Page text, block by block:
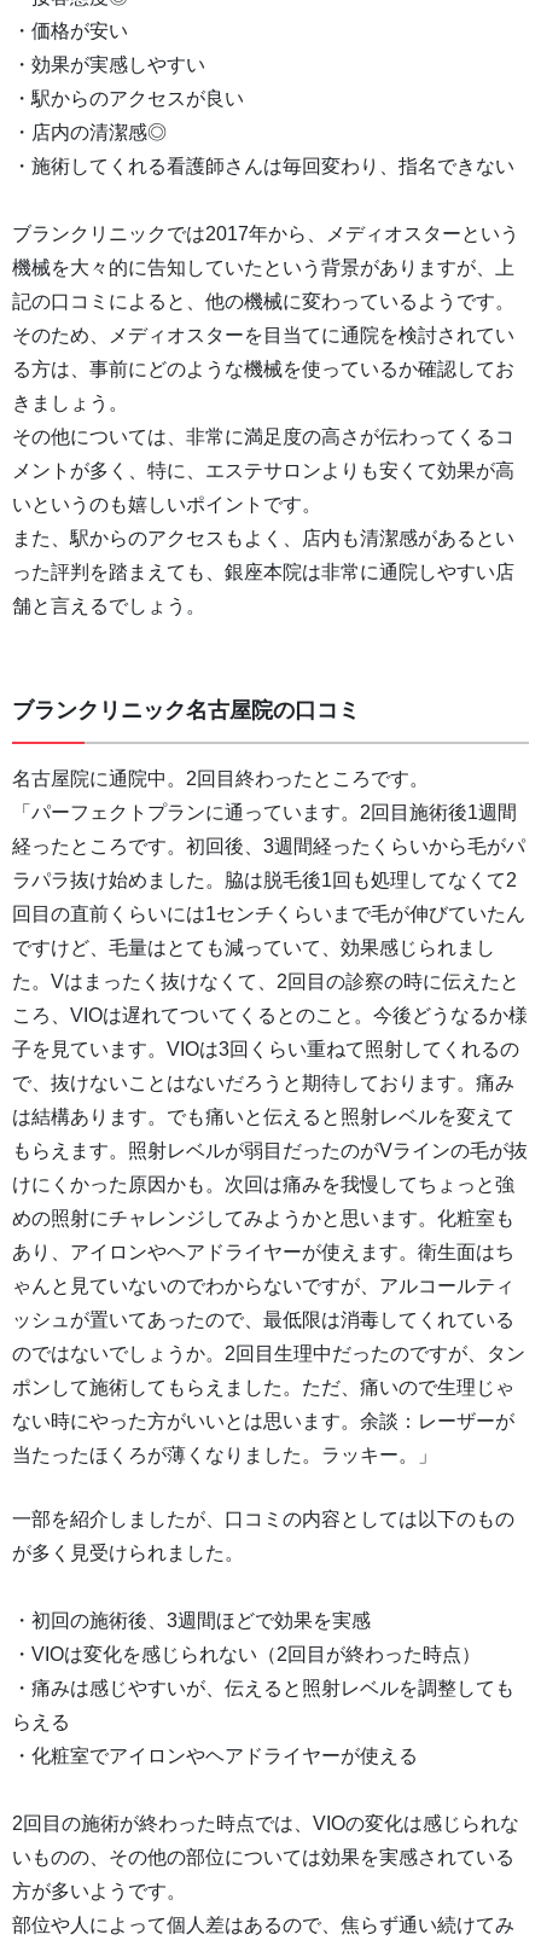
・価格が安い
・効果が実感しやすい
・駅からのアクセスが良い
・店内の清潔感◎
・施術してくれる看護師さんは毎回変わり、指名できない
ブランクリニックでは2017年から、メディオスターという
機械を大々的に告知していたという背景がありますが、上
記の口コミによると、他の機械に変わっているようです。
そのため、メディオスターを目当てに通院を検討されてい
る方は、事前にどのような機械を使っているか確認してお
きましょう。
その他については、非常に満足度の高さが伝わってくるコ
メントが多く、特に、エステサロンよりも安くて効果が高
いというのも嬉しいポイントです。
また、駅からのアクセスもよく、店内も清潔感があるとい
った評判を踏まえても、銀座本院は非常に通院しやすい店
舗と言えるでしょう。
ブランクリニック名古屋院の口コミ
名古屋院に通院中。2回目終わったところです。
「パーフェクトプランに通っています。2回目施術後1週間
経ったところです。初回後、3週間経ったくらいから毛がパ
ラパラ抜け始めました。脇は脱毛後1回も処理してなくて2
回目の直前くらいには1センチくらいまで毛が伸びていたん
ですけど、毛量はとても減っていて、効果感じられまし
た。Vはまったく抜けなくて、2回目の診察の時に伝えたと
ころ、VIOは遅れてついてくるとのこと。今後どうなるか様
子を見ています。VIOは3回くらい重ねて照射してくれるの
で、抜けないことはないだろうと期待しております。痛み
は結構あります。でも痛いと伝えると照射レベルを変えて
もらえます。照射レベルが弱目だったのがVラインの毛が抜
けにくかった原因かも。次回は痛みを我慢してちょっと強
めの照射にチャレンジしてみようかと思います。化粧室も
あり、アイロンやヘアドライヤーが使えます。衛生面はち
ゃんと見ていないのでわからないですが、アルコールティ
ッシュが置いてあったので、最低限は消毒してくれている
のではないでしょうか。2回目生理中だったのですが、タン
ポンして施術してもらえました。ただ、痛いので生理じゃ
ない時にやった方がいいとは思います。余談：レーザーが
当たったほくろが薄くなりました。ラッキー。」
一部を紹介しましたが、口コミの内容としては以下のもの
が多く見受けられました。
・初回の施術後、3週間ほどで効果を実感
・VIOは変化を感じられない（2回目が終わった時点）
・痛みは感じやすいが、伝えると照射レベルを調整しても
らえる
・化粧室でアイロンやヘアドライヤーが使える
2回目の施術が終わった時点では、VIOの変化は感じられな
いものの、その他の部位については効果を実感されている
方が多いようです。
部位や人によって個人差はあるので、焦らず通い続けてみ